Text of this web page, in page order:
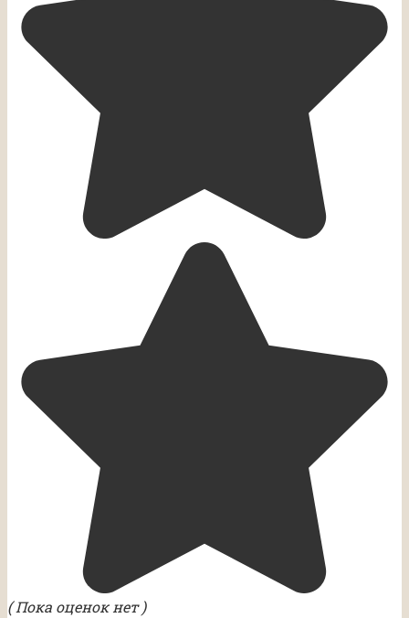
( Пока оценок нет )